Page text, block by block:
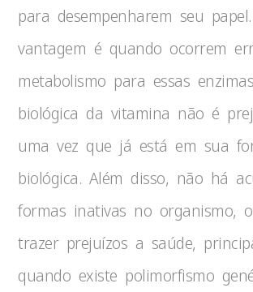
para desempenharem seu
vantagem é quando ocorrem
metabolismo para essas
biológica da vitamina não é
uma vez que já está em sua
biológica. Além disso, não há
formas inativas no organismo,
trazer prejuízos a saúde,
quando existe polimorfismo